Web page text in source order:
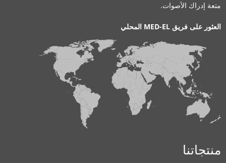
متعة إدراك الأصوات.
العثور على فريق MED-EL المحلي
منتجاتنا